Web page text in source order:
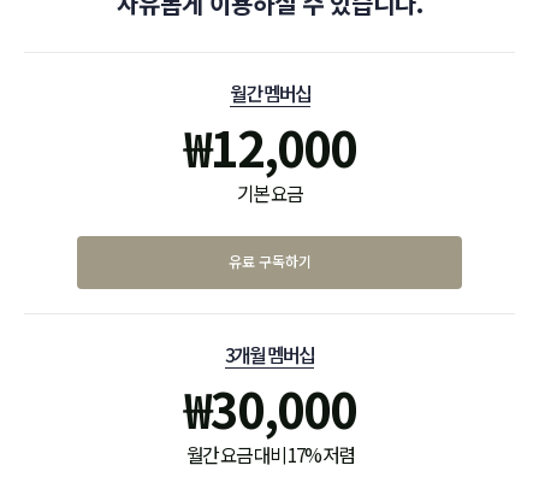
월간 멤버십
₩12,000
기본 요금
유료 구독하기
3개월 멤버십
₩30,000
월간 요금 대비 17% 저렴